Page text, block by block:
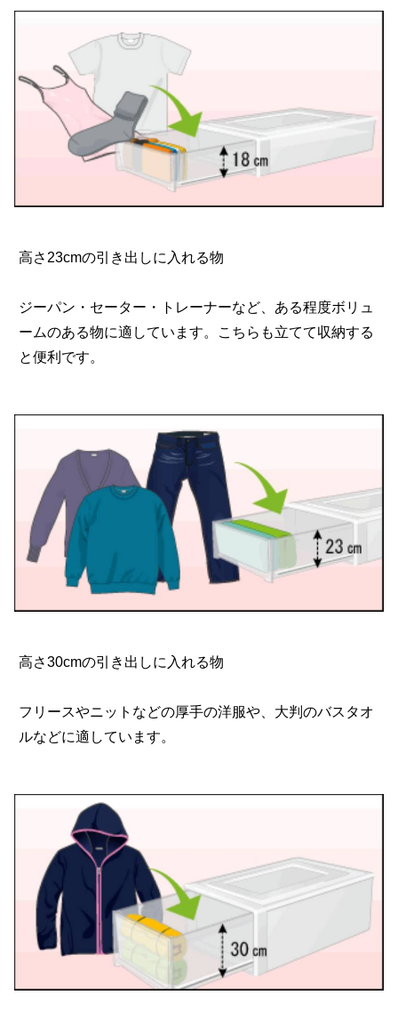
高さ23cmの引き出しに入れる物
ジーパン・セーター・トレーナーなど、ある程度ボリュ
ームのある物に適しています。こちらも立てて収納する
と便利です。
高さ30cmの引き出しに入れる物
フリースやニットなどの厚手の洋服や、大判のバスタオ
ルなどに適しています。